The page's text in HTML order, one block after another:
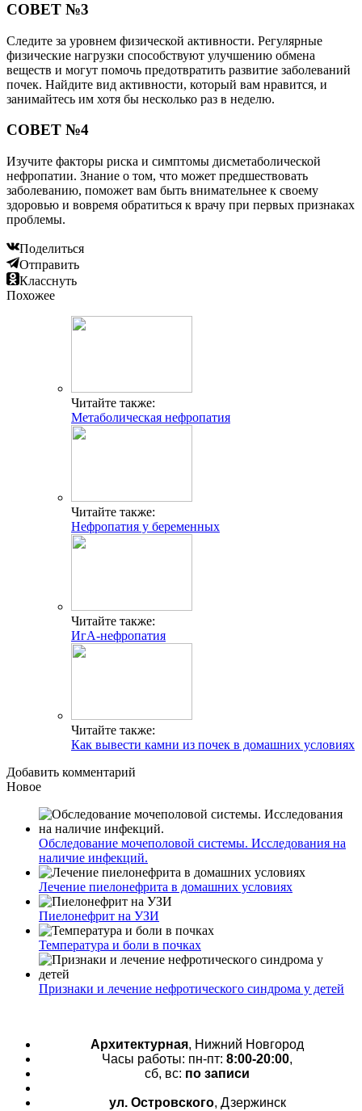
СОВЕТ №3
Следите за уровнем физической активности. Регулярные
физические нагрузки способствуют улучшению обмена
веществ и могут помочь предотвратить развитие заболеваний
почек. Найдите вид активности, который вам нравится, и
занимайтесь им хотя бы несколько раз в неделю.
СОВЕТ №4
Изучите факторы риска и симптомы дисметаболической
нефропатии. Знание о том, что может предшествовать
заболеванию, поможет вам быть внимательнее к своему
здоровью и вовремя обратиться к врачу при первых признаках
проблемы.
Поделиться
Отправить
Класснуть
Похожее
Читайте также:
Метаболическая нефропатия
Читайте также:
Нефропатия у беременных
Читайте также:
ИгА-нефропатия
Читайте также:
Как вывести камни из почек в домашних условиях
Добавить комментарий
Новое
Обследование мочеполовой системы. Исследования на
наличие инфекций.
Лечение пиелонефрита в домашних условиях
Пиелонефрит на УЗИ
Температура и боли в почках
Признаки и лечение нефротического синдрома у детей
Архитектурная, Нижний Новгород
Часы работы: пн-пт: 8:00-20:00,
сб, вс: по записи
ул. Островского, Дзержинск